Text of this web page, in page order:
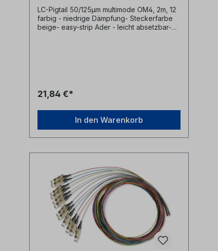
LC-Pigtail 50/125µm multimode OM4, 2m, 12
farbig - niedrige Dämpfung- Steckerfarbe
beige- easy-strip Ader - leicht absetzbar-
21,84 €*
In den Warenkorb